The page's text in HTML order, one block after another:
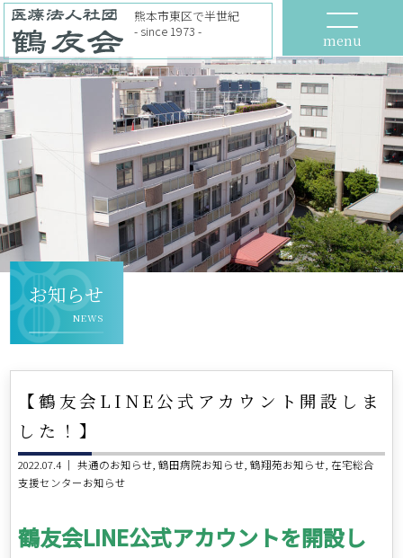
menu
熊本市東区で半世紀
- since 1973 -
お知らせ
NEWS
【鶴友会LINE公式アカウント開設しま
した！】
2022.07.4 ｜共通のお知らせ 鶴田病院お知らせ 鶴翔苑お知らせ 在宅総合
支援センターお知らせ
鶴友会LINE公式アカウントを開設し